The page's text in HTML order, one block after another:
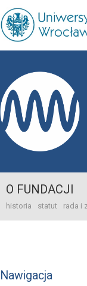
O FUNDACJI
historia statut rada i
Nawigacja